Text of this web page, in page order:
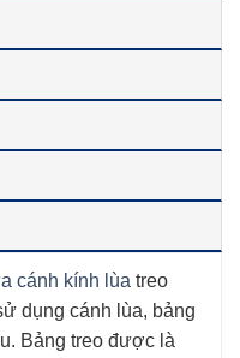
cánh kính lùa treo
dụng cánh lùa, bảng
Bảng treo được là